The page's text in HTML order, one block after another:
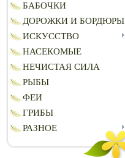
БАБОЧКИ
ДОРОЖКИ И БОРДЮРЫ
ИСКУССТВО
НАСЕКОМЫЕ
НЕЧИСТАЯ СИЛА
РЫБЫ
ФЕИ
ГРИБЫ
РАЗНОЕ